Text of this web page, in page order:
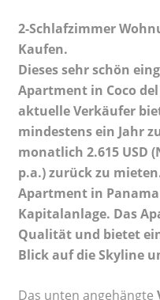
2-Schlafzimmer
Kaufen.
Dieses sehr schön
Apartment in Coco
aktuelle Verkäufer
mindestens ein Jahr
monatlich 2.615 USD
p.a.) zurück zu
Apartment in
Kapitalanlage. Das
Qualität und bietet
Blick auf die Skyline
Das unten angehängte